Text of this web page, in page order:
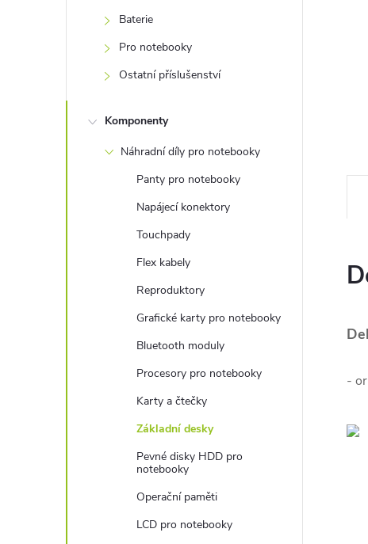
Baterie
Pro notebooky
Ostatní příslušenství
Komponenty
Náhradní díly pro notebooky
Panty pro notebooky
Napájecí konektory
Touchpady
Flex kabely
Reproduktory
Grafické karty pro notebooky
Bluetooth moduly
Procesory pro notebooky
Karty a čtečky
Základní desky
Pevné disky HDD pro
notebooky
Operační paměti
LCD pro notebooky
-